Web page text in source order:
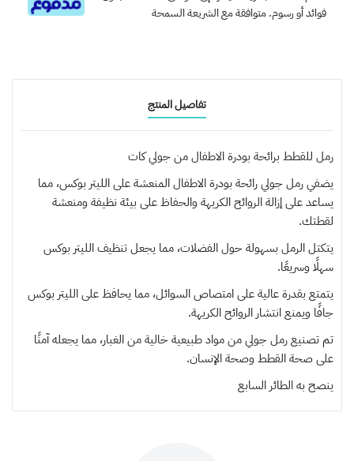
فوائد أو رسوم. متوافقة مع الشريعة السمحة
تفاصيل المنتج
رمل للقطط برائحة بودرة الاطفال من جولي كات
يضفي رمل جولي رائحة بودرة الاطفال المنعشة على الليتر بوكس، مما
يساعد على إزالة الروائح الكريهة والحفاظ على بيئة نظيفة ومنعشة
لقطتك.
يتكتل الرمل بسهولة حول الفضلات، مما يجعل تنظيف الليتر بوكس
سهلًا وسريعًا.
يتمتع بقدرة عالية على امتصاص السوائل، مما يحافظ على الليتر بوكس
جافًا ويمنع انتشار الروائح الكريهة.
تم تصنيع رمل جولي من مواد طبيعية خالية من الغبار، مما يجعله آمنًا
على صحة القطط وصحة الإنسان.
ينصح بهالطائر السابع